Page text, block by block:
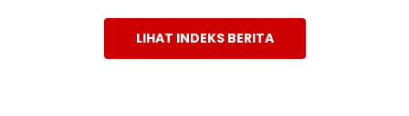
LIHAT INDEKS BERITA